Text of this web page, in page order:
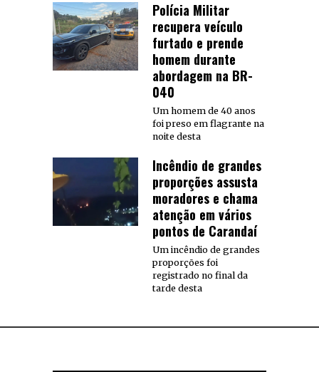
Polícia Militar
recupera veículo
furtado e prende
homem durante
abordagem na BR-
040
Um homem de 40 anos
foi preso em flagrante na
noite desta
Incêndio de grandes
proporções assusta
moradores e chama
atenção em vários
pontos de Carandaí
Um incêndio de grandes
proporções foi
registrado no final da
tarde desta